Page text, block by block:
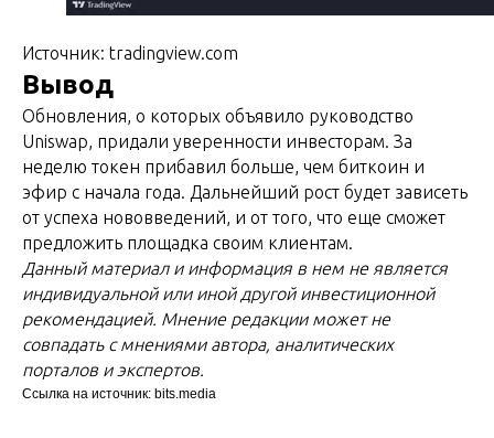
Источник: tradingview.com
Вывод
Обновления, о которых объявило руководство
Uniswap, придали уверенности инвесторам. За
неделю токен прибавил больше, чем биткоин и
эфир с начала года. Дальнейший рост будет зависеть
от успеха нововведений, и от того, что еще сможет
предложить площадка своим клиентам.
Данный материал и информация в нем не является
индивидуальной или иной другой инвестиционной
рекомендацией. Мнение редакции может не
совпадать с мнениями автора, аналитических
порталов и экспертов.
Ссылка на источник: bits.media